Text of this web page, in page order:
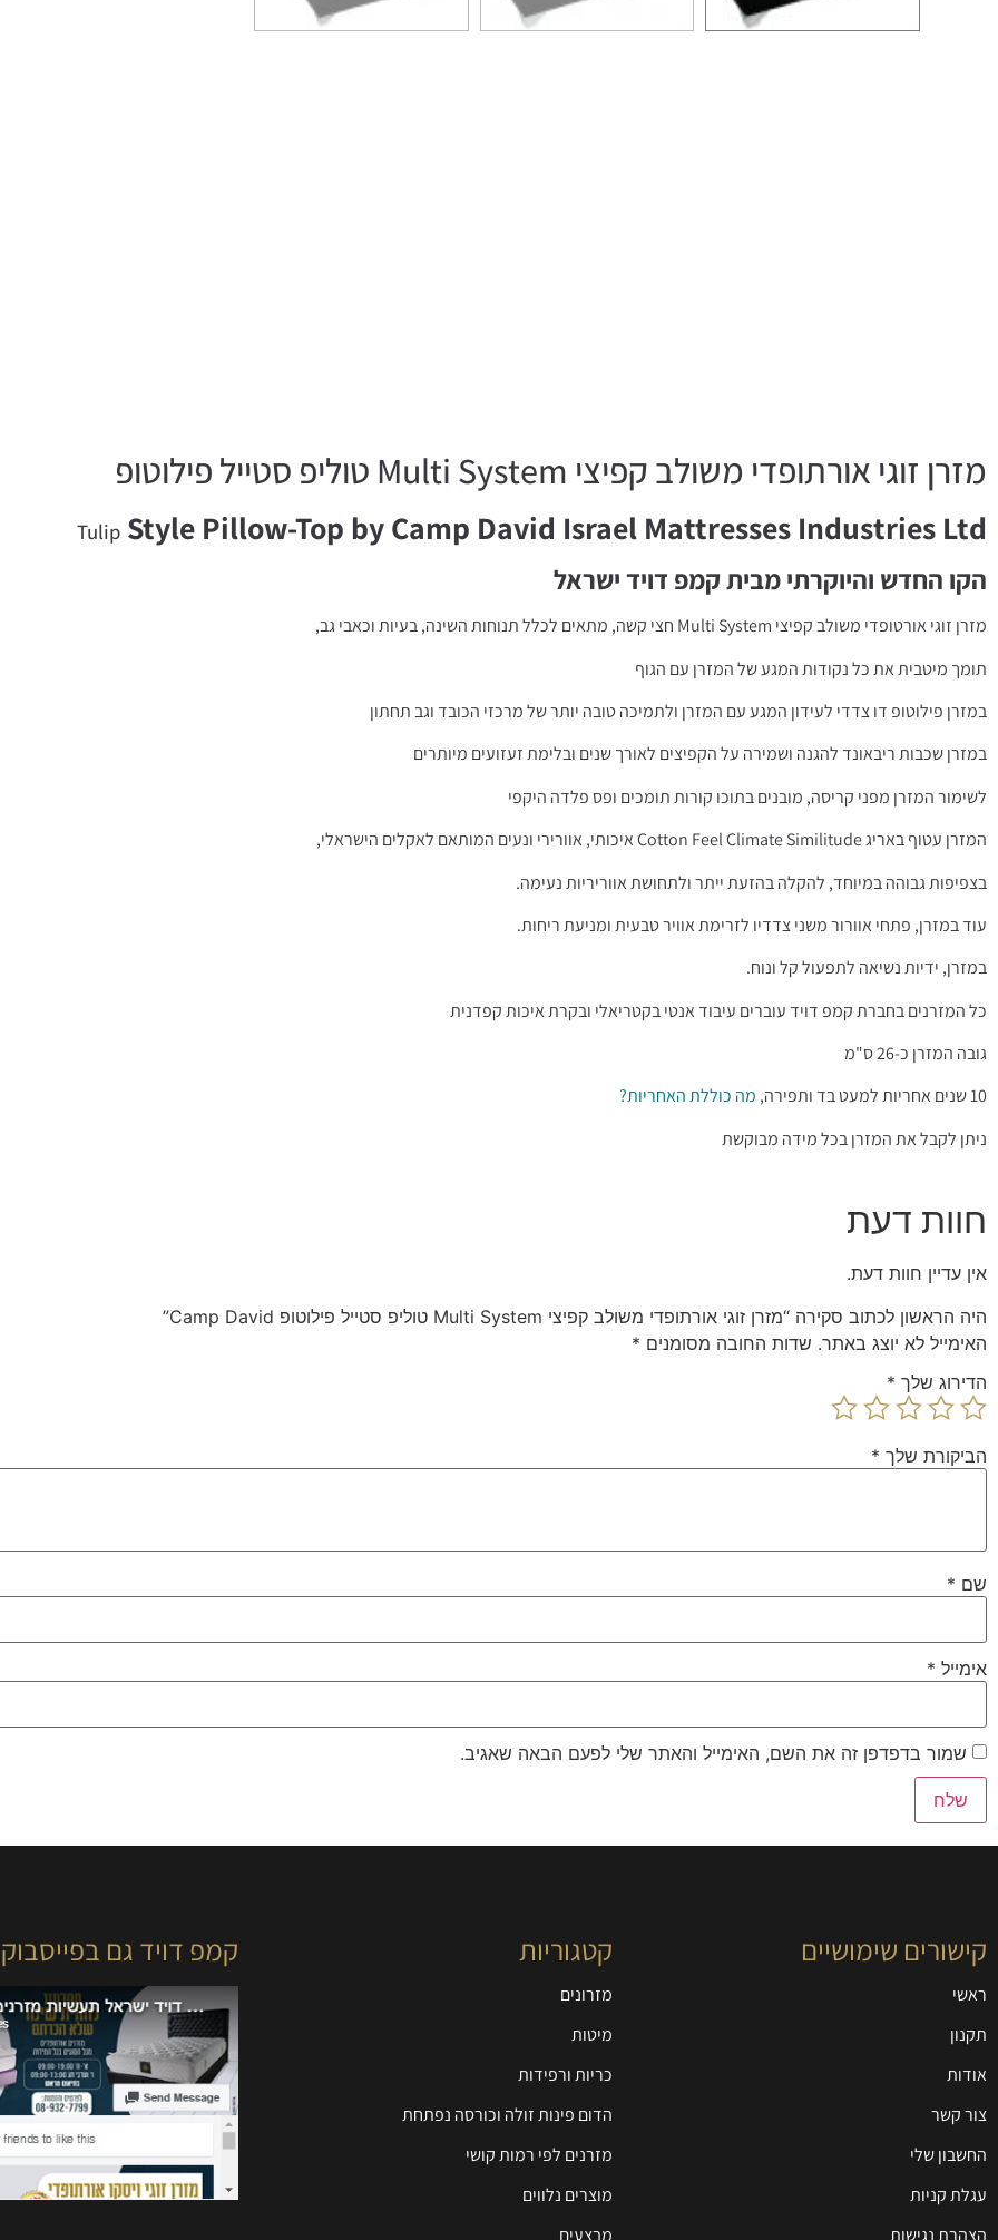
מזרן זוגי אורתופדי משולב קפיצי Multi System טוליפ סטייל פילוטופ
Tulip Style Pillow-Top by Camp David Israel Mattresses Industries Ltd
הקו החדש והיוקרתי מבית קמפ דויד ישראל
מזרן זוגי אורטופדי משולב קפיצי Multi System חצי קשה, מתאים לכלל תנוחות השינה, בעיות וכאבי גב,
תומך מיטבית את כל נקודות המגע של המזרן עם הגוף
במזרן פילוטופ דו צדדי לעידון המגע עם המזרן ולתמיכה טובה יותר של מרכזי הכובד וגב תחתון
במזרן שכבות ריבאונד להגנה ושמירה על הקפיצים לאורך שנים ובלימת זעזועים מיותרים
לשימור המזרן מפני קריסה, מובנים בתוכו קורות תומכים ופס פלדה היקפי
המזרן עטוף באריג Cotton Feel Climate Similitude איכותי, אוורירי ונעים המותאם לאקלים הישראלי,
בצפיפות גבוהה במיוחד, להקלה בהזעת ייתר ולתחושת אווריריות נעימה.
עוד במזרן, פתחי אוורור משני צדדיו לזרימת אוויר טבעית ומניעת ריחות.
במזרן, ידיות נשיאה לתפעול קל ונוח.
כל המזרנים בחברת קמפ דויד עוברים עיבוד אנטי בקטריאלי ובקרת איכות קפדנית
גובה המזרן כ-26 ס"מ
10 שנים אחריות למעט בד ותפירה,
מה כוללת האחריות?
ניתן לקבל את המזרן בכל מידה מבוקשת
חוות דעת
אין עדיין חוות דעת.
היה הראשון לכתוב סקירה “מזרן זוגי אורתופדי משולב קפיצי Multi System טוליפ סטייל פילוטופ Camp David”
האימייל לא יוצג באתר. שדות החובה מסומנים *
הדירוג שלך *
הביקורת שלך *
שם *
אימייל *
שמור בדפדפן זה את השם, האימייל והאתר שלי לפעם הבאה שאגיב.
קישורים שימושיים
ראשי
תקנון
אודות
צור קשר
החשבון שלי
עגלת קניות
הצהרת נגישות
קטגוריות
מזרונים
מיטות
כריות ורפידות
הדום פינות זולה וכורסה נפתחת
מזרנים לפי רמות קושי
מוצרים נלווים
מבצעים
קמפ דויד גם בפייסבוק